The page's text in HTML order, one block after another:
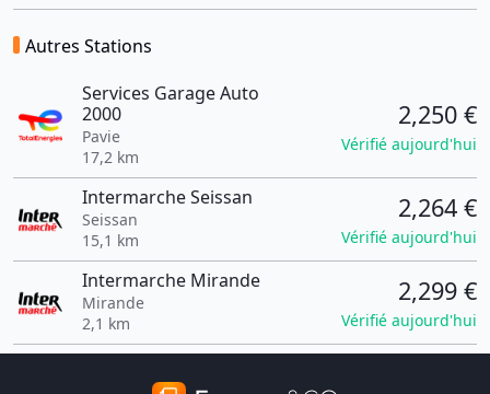
Autres Stations
Services Garage Auto
2000
Pavie
17,2 km
2,250 €
Vérifié aujourd'hui
Intermarche Seissan
Seissan
15,1 km
2,264 €
Vérifié aujourd'hui
Intermarche Mirande
Mirande
2,1 km
2,299 €
Vérifié aujourd'hui